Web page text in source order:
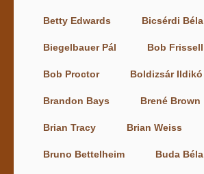
Betty Edwards Bicsérdi Béla
Biegelbauer Pál Bob Frissell
Bob Proctor Boldizsár Ildikó
Brandon Bays Brené Brown
Brian Tracy Brian Weiss
Bruno Bettelheim Buda Béla